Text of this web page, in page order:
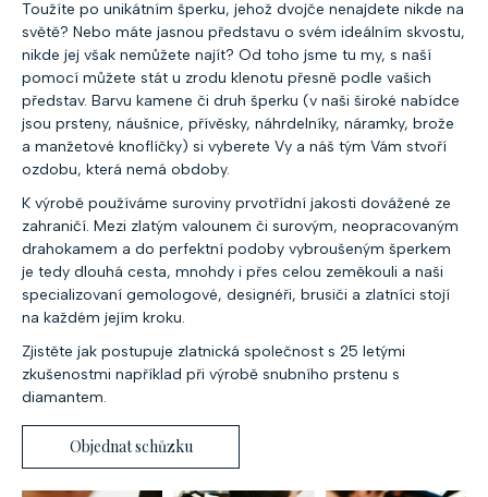
Toužíte po unikátním šperku, jehož dvojče nenajdete nikde na
světě? Nebo máte jasnou představu o svém ideálním skvostu,
nikde jej však nemůžete najít? Od toho jsme tu my, s naší
pomocí můžete stát u zrodu klenotu přesně podle vašich
představ. Barvu kamene či druh šperku (v naši široké nabídce
jsou prsteny, náušnice, přívěsky, náhrdelníky, náramky, brože
a manžetové knoflíčky) si vyberete Vy a náš tým Vám stvoří
ozdobu, která nemá obdoby.
K výrobě používáme suroviny prvotřídní jakosti dovážené ze
zahraničí. Mezi zlatým valounem či surovým, neopracovaným
drahokamem a do perfektní podoby vybroušeným šperkem
je tedy dlouhá cesta, mnohdy i přes celou zeměkouli a naši
specializovaní gemologové, designéři, brusiči a zlatníci stojí
na každém jejím kroku.
Zjistěte jak postupuje zlatnická společnost s 25 letými
zkušenostmi například při výrobě snubního prstenu s
diamantem.
Objednat schůzku